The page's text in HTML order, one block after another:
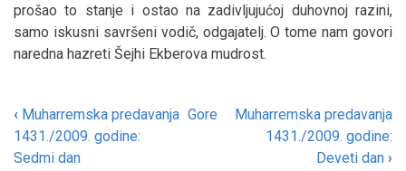
prošao to stanje i ostao na zadivljujućoj duhovnoj razini,
samo iskusni savršeni vodič, odgajatelj. O tome nam govori
naredna hazreti Šejhi Ekberova mudrost.
Book
traversal
‹ Muharremska predavanja
1431./2009. godine:
Sedmi dan
Gore
Muharremska predavanja
1431./2009. godine:
Deveti dan ›